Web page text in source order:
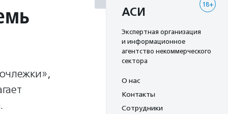
18+
АСИ
Экспертная организация
и информационное
агентство некоммерческого
сектора
О нас
Контакты
Сотрудники